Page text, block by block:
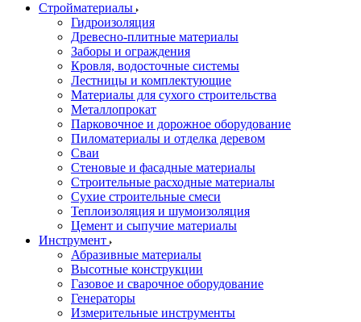
Стройматериалы
Гидроизоляция
Древесно-плитные материалы
Заборы и ограждения
Кровля, водосточные системы
Лестницы и комплектующие
Материалы для сухого строительства
Металлопрокат
Парковочное и дорожное оборудование
Пиломатериалы и отделка деревом
Сваи
Стеновые и фасадные материалы
Строительные расходные материалы
Сухие строительные смеси
Теплоизоляция и шумоизоляция
Цемент и сыпучие материалы
Инструмент
Абразивные материалы
Высотные конструкции
Газовое и сварочное оборудование
Генераторы
Измерительные инструменты